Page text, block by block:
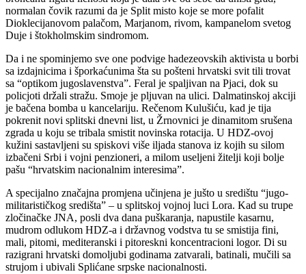
normalan čovik razumi da je Split misto koje se more pofalit
Dioklecijanovom palačom, Marjanom, rivom, kampanelom svetog
Duje i štokholmskim sindromom.
Da i ne spominjemo sve one podvige hadezeovskih aktivista u borbi
sa izdajnicima i šporkaćunima šta su pošteni hrvatski svit tili trovat
sa “optikom jugoslavenstva”. Feral je spaljivan na Pjaci, dok su
policjoti držali stražu. Smoje je pljuvan na ulici. Dalmatinskoj akciji
je bačena bomba u kancelariju. Rečenom Kulušiću, kad je tija
pokrenit novi splitski dnevni list, u Žrnovnici je dinamitom srušena
zgrada u koju se tribala smistit novinska rotacija. U HDZ-ovoj
kužini sastavljeni su spiskovi više iljada stanova iz kojih su silom
izbačeni Srbi i vojni penzioneri, a milom useljeni žitelji koji bolje
pašu “hrvatskim nacionalnim interesima”.
A specijalno značajna promjena učinjena je jušto u središtu “jugo-
militarističkog središta” – u splitskoj vojnoj luci Lora. Kad su trupe
zločinačke JNA, posli dva dana puškaranja, napustile kasarnu,
mudrom odlukom HDZ-a i državnog vodstva tu se smistija fini,
mali, pitomi, mediteranski i pitoreskni koncentracioni logor. Di su
razigrani hrvatski domoljubi godinama zatvarali, batinali, mučili sa
strujom i ubivali Splićane srpske nacionalnosti.